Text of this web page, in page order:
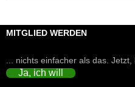
MITGLIED WERDEN
... nichts einfacher als das. Jetzt,
Ja, ich will